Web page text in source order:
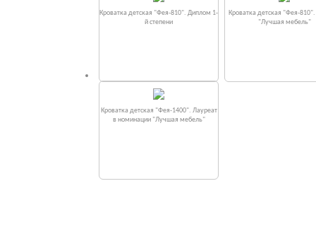
Кроватка детская "Фея-810". Диплом 1-
й степени
Кроватка детская "Фея-
"Лучшая мебель"
Кроватка детская "Фея-1400". Лауреат
в номинации "Лучшая мебель"